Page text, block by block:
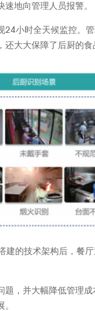
地向管理人员报警。
小时全天候监控。
大大保障了后厨的食
的技术架构后，餐
，并大幅降低管理